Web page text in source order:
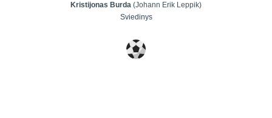
Kristijonas Burda (Johann Erik Leppik)
Sviedinys